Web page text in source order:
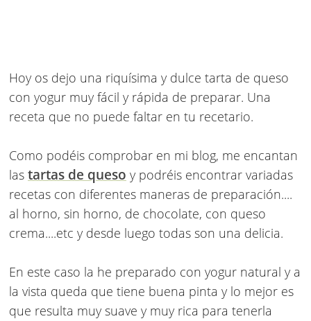
Hoy os dejo una riquísima y dulce tarta de queso
con yogur muy fácil y rápida de preparar. Una
receta que no puede faltar en tu recetario.
Como podéis comprobar en mi blog, me encantan
las tartas de queso y podréis encontrar variadas
recetas con diferentes maneras de preparación....
al horno, sin horno, de chocolate, con queso
crema....etc y desde luego todas son una delicia.
En este caso la he preparado con yogur natural y a
la vista queda que tiene buena pinta y lo mejor es
que resulta muy suave y muy rica para tenerla